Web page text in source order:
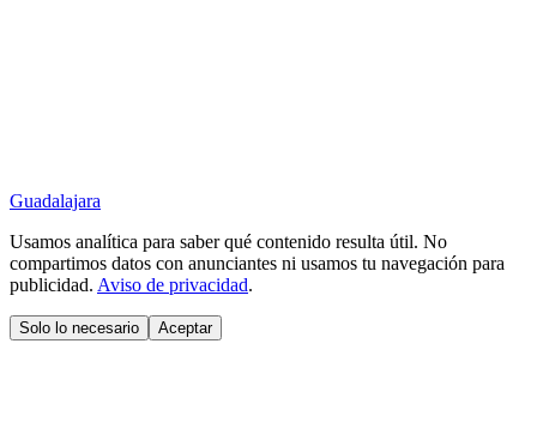
Guadalajara
Usamos analítica para saber qué contenido resulta útil. No
compartimos datos con anunciantes ni usamos tu navegación para
publicidad. Aviso de privacidad.
Solo lo necesario Aceptar